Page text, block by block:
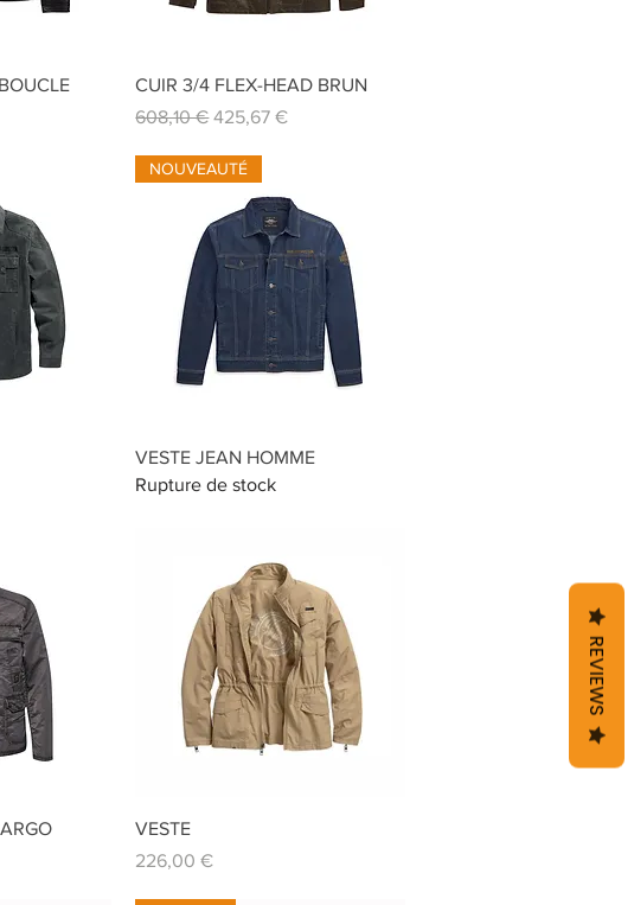
Aperçu rapide
CUIR 3/4 FLEX-HEAD BRUN
Prix original
608,10 € Prix promotionnel
425,67 €
Aperçu rapide
NOUVEAUTÉ
VESTE JEAN HOMME
Rupture de stock
VESTE
Prix
226,00 €
REVIEWS